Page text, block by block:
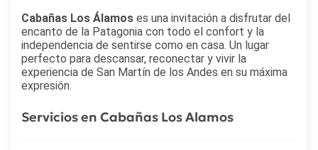
Cabañas Los Álamos es una invitación a disfrutar del
encanto de la Patagonia con todo el confort y la
independencia de sentirse como en casa. Un lugar
perfecto para descansar, reconectar y vivir la
experiencia de San Martín de los Andes en su máxima
expresión.
Servicios en Cabañas Los Alamos